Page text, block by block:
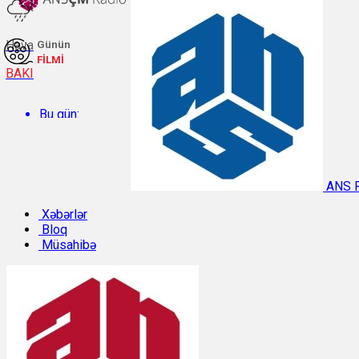
Hava
BAKI
Bu gün:
Temperatur: 30.4°C. Rütubət: 49%.
Sabah:
Günün
FİLMİ
ANS
Xəbərlər
Bloq
Müsahibə